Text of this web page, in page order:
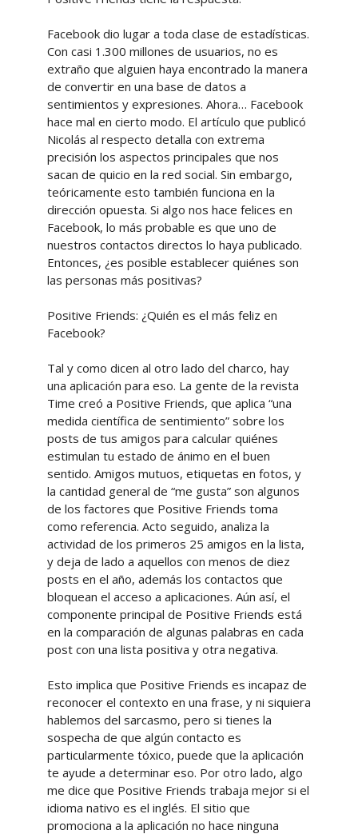
Facebook dio lugar a toda clase de estadísticas.
Con casi 1.300 millones de usuarios, no es
extraño que alguien haya encontrado la manera
de convertir en una base de datos a
sentimientos y expresiones. Ahora… Facebook
hace mal en cierto modo. El artículo que publicó
Nicolás al respecto detalla con extrema
precisión los aspectos principales que nos
sacan de quicio en la red social. Sin embargo,
teóricamente esto también funciona en la
dirección opuesta. Si algo nos hace felices en
Facebook, lo más probable es que uno de
nuestros contactos directos lo haya publicado.
Entonces, ¿es posible establecer quiénes son
las personas más positivas?
Positive Friends: ¿Quién es el más feliz en
Facebook?
Tal y como dicen al otro lado del charco, hay
una aplicación para eso. La gente de la revista
Time creó a Positive Friends, que aplica “una
medida científica de sentimiento” sobre los
posts de tus amigos para calcular quiénes
estimulan tu estado de ánimo en el buen
sentido. Amigos mutuos, etiquetas en fotos, y
la cantidad general de “me gusta” son algunos
de los factores que Positive Friends toma
como referencia. Acto seguido, analiza la
actividad de los primeros 25 amigos en la lista,
y deja de lado a aquellos con menos de diez
posts en el año, además los contactos que
bloquean el acceso a aplicaciones. Aún así, el
componente principal de Positive Friends está
en la comparación de algunas palabras en cada
post con una lista positiva y otra negativa.
Esto implica que Positive Friends es incapaz de
reconocer el contexto en una frase, y ni siquiera
hablemos del sarcasmo, pero si tienes la
sospecha de que algún contacto es
particularmente tóxico, puede que la aplicación
te ayude a determinar eso. Por otro lado, algo
me dice que Positive Friends trabaja mejor si el
idioma nativo es el inglés. El sitio que
promociona a la aplicación no hace ninguna